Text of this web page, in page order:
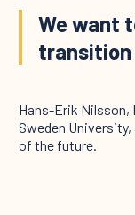
We want
transition
Hans-Erik Nilsson,
Sweden
of the future.